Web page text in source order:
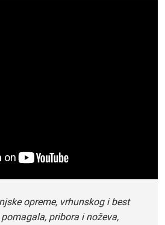
opreme, vrhunskog i best
pribora i noževa,